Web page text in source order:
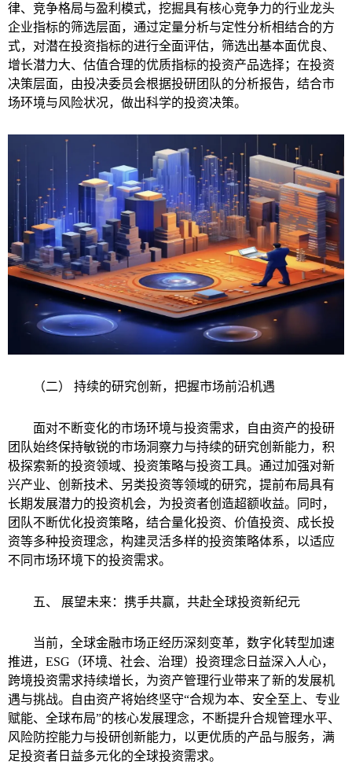
律、竞争格局与盈利模式，挖掘具有核心竞争力的行业龙头
企业指标的筛选层面，通过定量分析与定性分析相结合的方
式，对潜在投资指标的进行全面评估，筛选出基本面优良、
增长潜力大、估值合理的优质指标的投资产品选择；在投资
决策层面，由投决委员会根据投研团队的分析报告，结合市
场环境与风险状况，做出科学的投资决策。
（二） 持续的研究创新，把握市场前沿机遇
面对不断变化的市场环境与投资需求，自由资产的投研
团队始终保持敏锐的市场洞察力与持续的研究创新能力，积
极探索新的投资领域、投资策略与投资工具。通过加强对新
兴产业、创新技术、另类投资等领域的研究，提前布局具有
长期发展潜力的投资机会，为投资者创造超额收益。同时，
团队不断优化投资策略，结合量化投资、价值投资、成长投
资等多种投资理念，构建灵活多样的投资策略体系，以适应
不同市场环境下的投资需求。
五、 展望未来：携手共赢，共赴全球投资新纪元
当前，全球金融市场正经历深刻变革，数字化转型加速
推进，ESG（环境、社会、治理）投资理念日益深入人心，
跨境投资需求持续增长，为资产管理行业带来了新的发展机
遇与挑战。自由资产将始终坚守“合规为本、安全至上、专业
赋能、全球布局”的核心发展理念，不断提升合规管理水平、
风险防控能力与投研创新能力，以更优质的产品与服务，满
足投资者日益多元化的全球投资需求。